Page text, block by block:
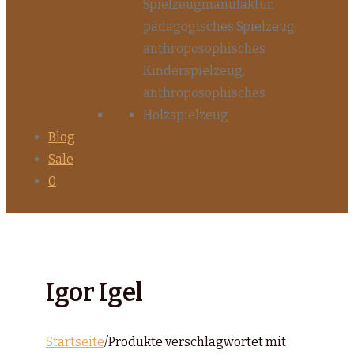
Blog
Sale
0
Igor Igel
Startseite/Produkte verschlagwortet mit